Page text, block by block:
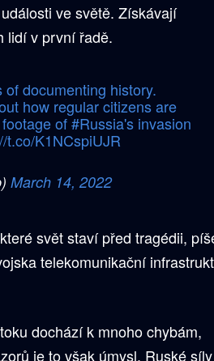
ve světě. Získávají
lidí v první řadě.
documenting history.
how regular citizens are
footage of#Russia's invasion
t.co/K1NCspiUJR
March 14, 2022
svět staví před tragédii,
telekomunikační
dochází k mnoho chybám,
je to však úmysl. Ruské